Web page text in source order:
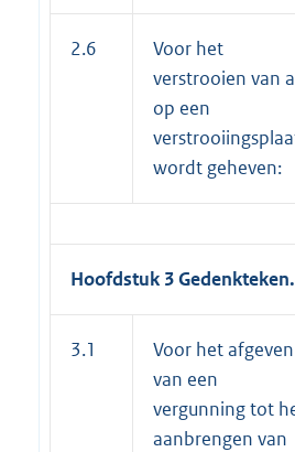
2.6
Voor het
verstrooien van
op een
wordt geheven:
Hoofdstuk 3 Gedenkteken.
3.1
Voor het afgeven
van een
vergunning tot
aanbrengen van